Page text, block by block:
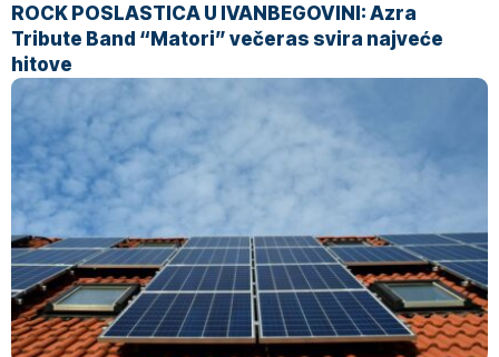
ROCK POSLASTICA U IVANBEGOVINI: Azra
Tribute Band “Matori” večeras svira najveće
hitove